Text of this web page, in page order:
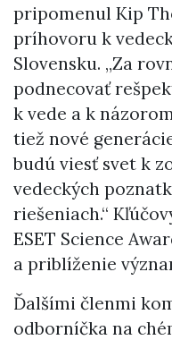
pripomenul Kip
príhovoru k
Slovensku. „Za
podnecovať
k vede a k
tiež nové
budú viesť svet k
vedeckých
riešeniach.“
ESET Science
a priblíženie
Ďalšími členmi
odborníčka na